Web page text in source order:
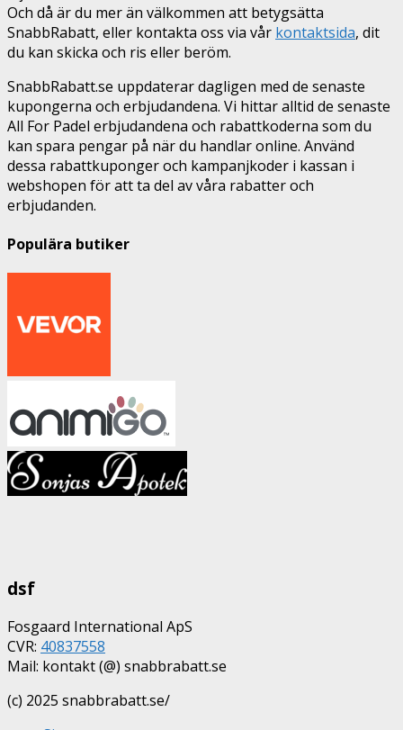
Och då är du mer än välkommen att betygsätta
SnabbRabatt, eller kontakta oss via vår kontaktsida, dit
du kan skicka och ris eller beröm.
SnabbRabatt.se uppdaterar dagligen med de senaste
kupongerna och erbjudandena. Vi hittar alltid de senaste
All For Padel erbjudandena och rabattkoderna som du
kan spara pengar på när du handlar online. Använd
dessa rabattkuponger och kampanjkoder i kassan i
webshopen för att ta del av våra rabatter och
erbjudanden.
Populära butiker
dsf
Fosgaard International ApS
CVR: 40837558
Mail: kontakt (@) snabbrabatt.se
(c) 2025 snabbrabatt.se/